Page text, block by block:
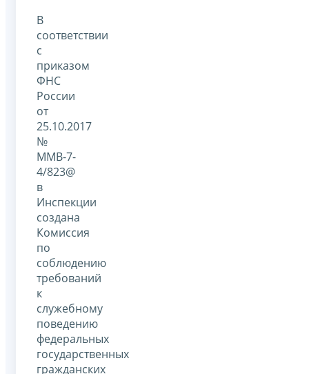
В
соответствии
с
приказом
ФНС
России
от
25.10.2017
№
ММВ-7-
4/823@
в
Инспекции
создана
Комиссия
по
соблюдению
требований
к
служебному
поведению
федеральных
государственных
гражданских